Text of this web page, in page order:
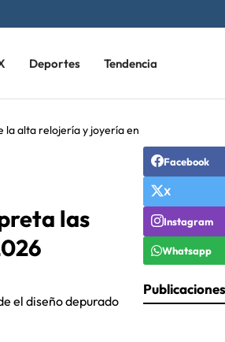
Deportes Tendencia
la alta relojería y joyería en
las
el diseño depurado
Facebook
X
Instagram
Whatsapp